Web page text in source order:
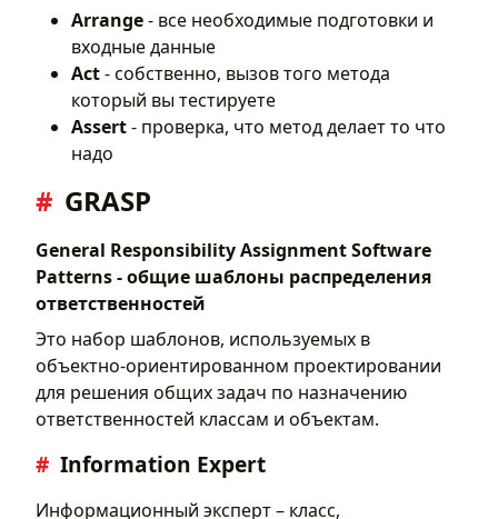
Arrange- все необходимые подготовки и
входные данные
Act- собственно, вызов того метода
который вы тестируете
Assert- проверка, что метод делает то что
надо
GRASP
General Responsibility Assignment Software
Patterns - общие шаблоны распределения
ответственностей
Это набор шаблонов, используемых в
объектно-ориентированном проектировании
для решения общих задач по назначению
ответственностей классам и объектам.
Information Expert
Информационный эксперт – класс,